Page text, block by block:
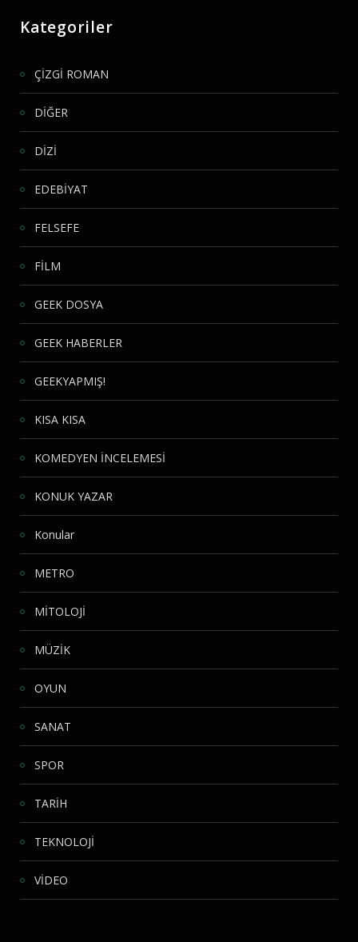
Kategoriler
ÇİZGİ ROMAN
DİĞER
DİZİ
EDEBİYAT
FELSEFE
FİLM
GEEK DOSYA
GEEK HABERLER
GEEKYAPMIŞ!
KISA KISA
KOMEDYEN İNCELEMESİ
KONUK YAZAR
Konular
METRO
MİTOLOJİ
MÜZİK
OYUN
SANAT
SPOR
TARİH
TEKNOLOJİ
VİDEO